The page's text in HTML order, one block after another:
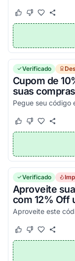
Este cupom
Este cupom
Verificado
Cupom de
suas
Este cupom
Este cupom
Verificado
Aproveite
com 12% Off
Aproveite este
Este cupom
Este cupom